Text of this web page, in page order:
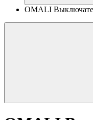
OMALI